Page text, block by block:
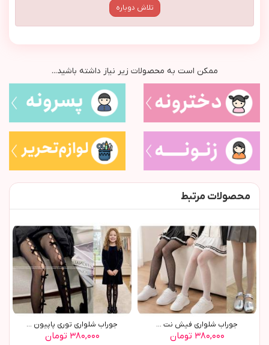
تلاش دوباره
ممکن است به محصولات زیر نیاز داشته باشید...
محصولات مرتبط
جوراب شلواری فیش نت ...
۳۸۰,۰۰۰ تومان
جوراب شلواری توری پاپیون ...
۳۸۰,۰۰۰ تومان